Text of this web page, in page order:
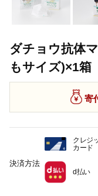
ダチョウ抗体
もサイズ)×1箱
寄
決済方法
クレジ
カード
d払い